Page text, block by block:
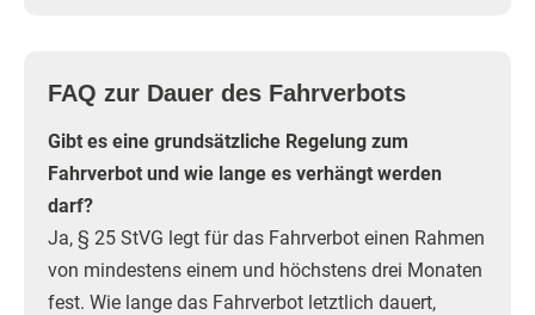
FAQ zur Dauer des Fahrverbots
Gibt es eine grundsätzliche Regelung zum
Fahrverbot und wie lange es verhängt werden
darf?
Ja, § 25 StVG legt für das Fahrverbot einen Rahmen
von mindestens einem und höchstens drei Monaten
fest. Wie lange das Fahrverbot letztlich dauert,